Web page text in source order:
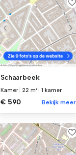
Schaarbeek
Kamer |22 m² |1 kamer
€ 590 Bekijk meer